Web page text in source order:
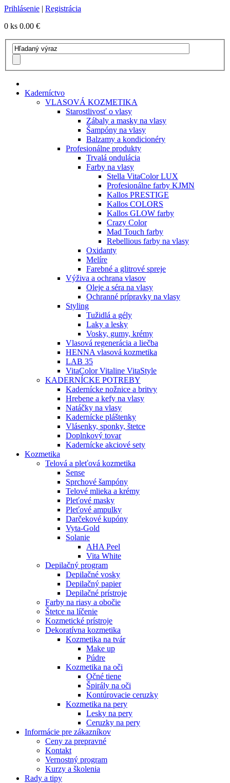
Prihlásenie | Registrácia
0 ks 0.00 €
Kaderníctvo
VLASOVÁ KOZMETIKA
Starostlivosť o vlasy
Zábaly a masky na vlasy
Šampóny na vlasy
Balzamy a kondicionéry
Profesionálne produkty
Trvalá ondulácia
Farby na vlasy
Stella VitaColor LUX
Profesionálne farby KJMN
Kallos PRESTIGE
Kallos COLORS
Kallos GLOW farby
Crazy Color
Mad Touch farby
Rebellious farby na vlasy
Oxidanty
Melíre
Farebné a glitrové spreje
Výživa a ochrana vlasov
Oleje a séra na vlasy
Ochranné prípravky na vlasy
Styling
Tužidlá a gély
Laky a lesky
Vosky, gumy, krémy
Vlasová regenerácia a liečba
HENNA vlasová kozmetika
LAB 35
VitaColor Vitaline VitaStyle
KADERNÍCKE POTREBY
Kadernícke nožnice a britvy
Hrebene a kefy na vlasy
Natáčky na vlasy
Kadernícke pláštenky
Vlásenky, sponky, štetce
Doplnkový tovar
Kadernícke akciové sety
Kozmetika
Telová a pleťová kozmetika
Sense
Sprchové šampóny
Telové mlieka a krémy
Pleťové masky
Pleťové ampulky
Darčekové kupóny
Vyta-Gold
Solanie
AHA Peel
Vita White
Depilačný program
Depilačné vosky
Depilačný papier
Depilačné prístroje
Farby na riasy a obočie
Štetce na líčenie
Kozmetické prístroje
Dekoratívna kozmetika
Kozmetika na tvár
Make up
Púdre
Kozmetika na oči
Očné tiene
Špirály na oči
Kontúrovacie ceruzky
Kozmetika na pery
Lesky na pery
Ceruzky na pery
Informácie pre zákazníkov
Ceny za prepravné
Kontakt
Vernostný program
Kurzy a školenia
Rady a tipy